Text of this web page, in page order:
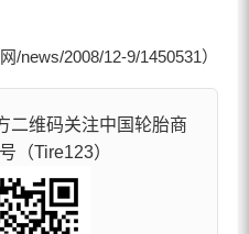
/news/2008/12-9/1450531）
二维码关注中国轮胎商
（Tire123）